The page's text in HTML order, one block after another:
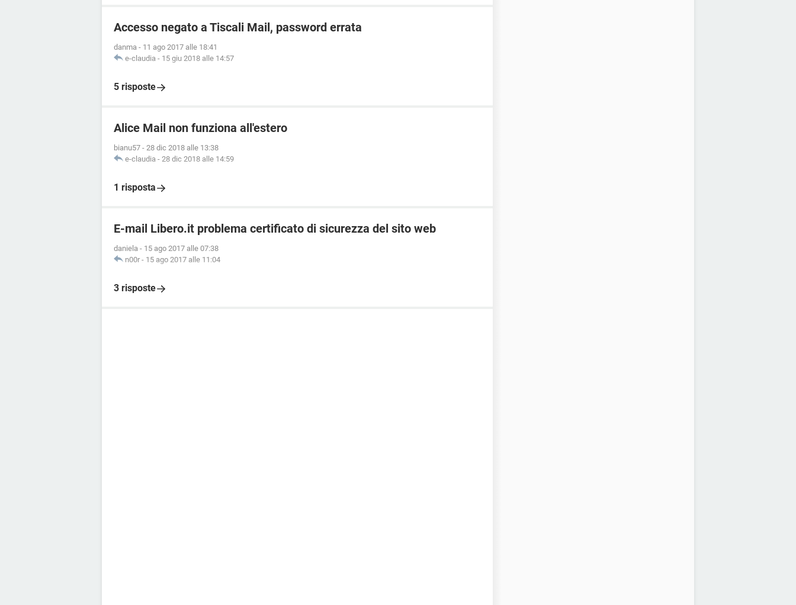
Accesso negato a Tiscali Mail, password errata
danma - 11 ago 2017 alle 18:41
e-claudia - 15 giu 2018 alle 14:57
5 risposte
Alice Mail non funziona all'estero
bianu57 - 28 dic 2018 alle 13:38
e-claudia - 28 dic 2018 alle 14:59
1 risposta
E-mail Libero.it problema certificato di sicurezza del sito web
daniela - 15 ago 2017 alle 07:38
n00r - 15 ago 2017 alle 11:04
3 risposte